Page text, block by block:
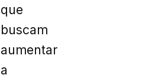
que
buscam
aumentar
a